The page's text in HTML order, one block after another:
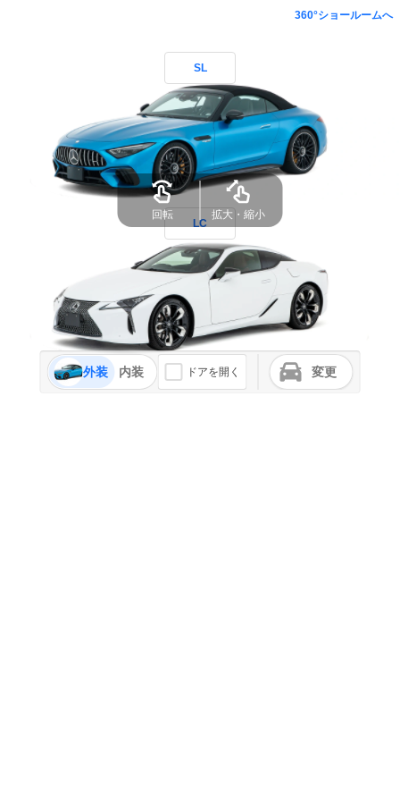
360°ショールームへ
SL
LC
外装 内装 ドアを開く 変更
回転 拡大・縮小